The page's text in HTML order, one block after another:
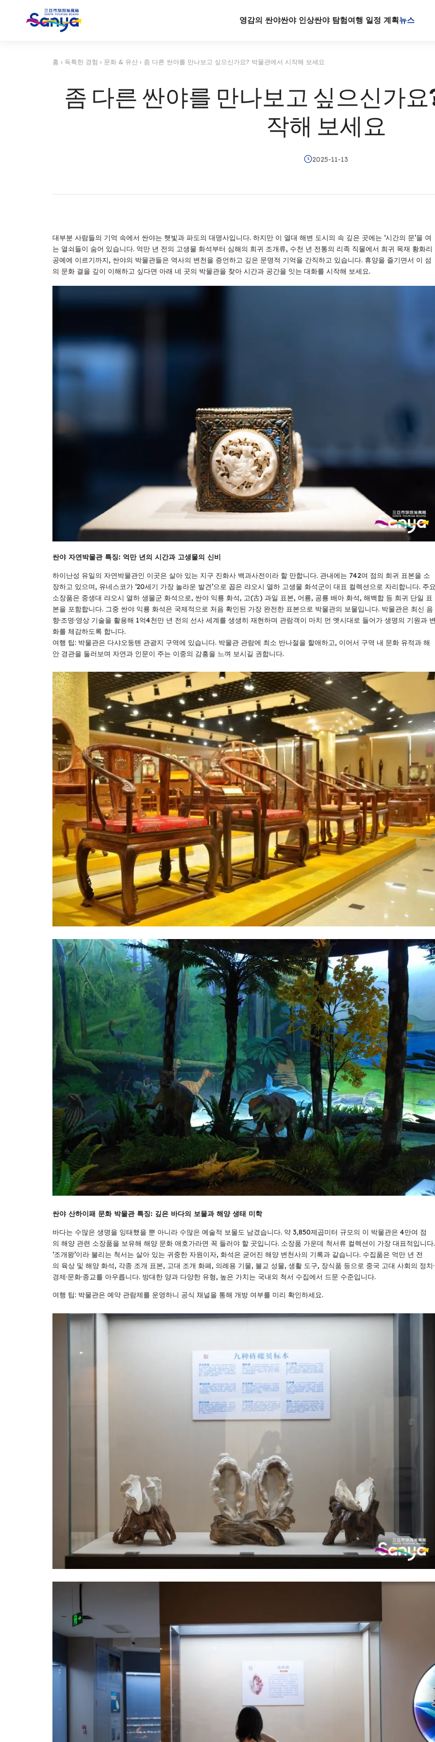
영감의 싼야싼야 인상싼야 탐험여행 일정 계획뉴스
홈 › 독특한 경험 › 문화 & 유산› 좀 다른 싼야를 만나보고 싶으신가요? 박물관에서 시작해 보세요
좀 다른 싼야를 만나보고 싶으신가
작해 보세요
2025-11-13
대부분 사람들의 기억 속에서 싼야는 햇빛과 파도의 대명사입니다. 하지만 이 열대 해변 도시의 속 깊은 곳에는 ‘시간의 문’을 여
는 열쇠들이 숨어 있습니다. 억만 년 전의 고생물 화석부터 심해의 희귀 조개류, 수천 년 전통의 리족 직물에서 희귀 목재 황화리
공예에 이르기까지, 싼야의 박물관들은 역사의 변천을 증언하고 깊은 문명적 기억을 간직하고 있습니다. 휴양을 즐기면서 이 섬
의 문화 결을 깊이 이해하고 싶다면 아래 네 곳의 박물관을 찾아 시간과 공간을 잇는 대화를 시작해 보세요.
싼야 자연박물관 특징: 억만 년의 시간과 고생물의 신비
하이난성 유일의 자연박물관인 이곳은 살아 있는 지구 진화사 백과사전이라 할 만합니다. 관내에는 742여 점의 희귀 표본을 소
장하고 있으며, 유네스코가 ‘20세기 가장 놀라운 발견’으로 꼽은 랴오시 열하 고생물 화석군이 대표 컬렉션으로 자리합니다. 주
소장품은 중생대 랴오시 열하 생물군 화석으로, 싼야 익룡 화석, 고(古) 과일 표본, 어룡, 공룡 배아 화석, 해백합 등 희귀 단일 표
본을 포함합니다. 그중 싼야 익룡 화석은 국제적으로 처음 확인된 가장 완전한 표본으로 박물관의 보물입니다. 박물관은 최신 음
향·조명·영상 기술을 활용해 1억4천만 년 전의 선사 세계를 생생히 재현하며 관람객이 마치 먼 옛시대로 들어가 생명의 기원과
화를 체감하도록 합니다.
여행 팁: 박물관은 다샤오둥톈 관광지 구역에 있습니다. 박물관 관람에 최소 반나절을 할애하고, 이어서 구역 내 문화 유적과 해
안 경관을 둘러보며 자연과 인문이 주는 이중의 감흥을 느껴 보시길 권합니다.
싼야 산하이패 문화 박물관 특징: 깊은 바다의 보물과 해양 생태 미학
바다는 수많은 생명을 잉태했을 뿐 아니라 수많은 예술적 보물도 남겼습니다. 약 3,850제곱미터 규모의 이 박물관은 4만여 점
의 해양 관련 소장품을 보유해 해양 문화 애호가라면 꼭 들러야 할 곳입니다. 소장품 가운데 척서류 컬렉션이 가장 대표적입니다.
‘조개왕’이라 불리는 척서는 살아 있는 귀중한 자원이자, 화석은 굳어진 해양 변천사의 기록과 같습니다. 수집품은 억만 년 전
의 육상 및 해양 화석, 각종 조개 표본, 고대 조개 화폐, 의례용 기물, 불교 성물, 생활 도구, 장식품 등으로 중국 고대 사회의 정치·
경제·문화·종교를 아우릅니다. 방대한 양과 다양한 유형, 높은 가치는 국내외 척서 수집에서 드문 수준입니다.
여행 팁: 박물관은 예약 관람제를 운영하니 공식 채널을 통해 개방 여부를 미리 확인하세요.